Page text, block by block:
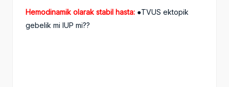
Hemodinamik olarak stabil hasta: ●TVUS ektopik
gebelik mi IUP mi??